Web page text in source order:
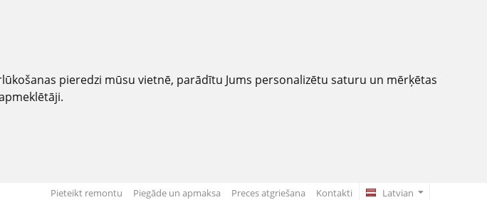
pieredzi mūsu vietnē, parādītu Jums personalizētu saturu un mērķētas
Latvian
Pieteikt remontu Piegāde un apmaksa Preces atgriešana Kontakti